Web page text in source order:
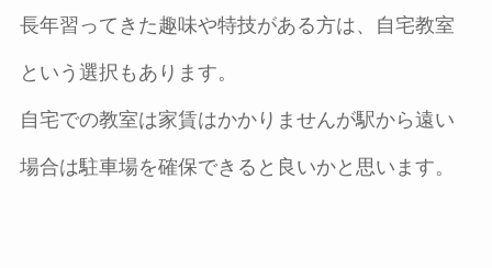
長年習ってきた趣味や特技がある方は、自宅教室
という選択もあります。
自宅での教室は家賃はかかりませんが駅から遠い
場合は駐車場を確保できると良いかと思います。